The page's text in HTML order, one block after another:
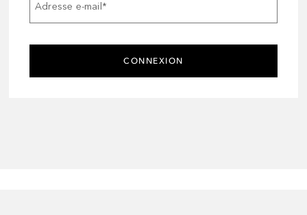
Adresse e-mail*
CONNEXION